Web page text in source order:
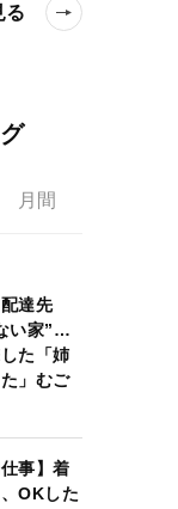
る
月間
達先
い家”…
た「姉
」むご
事】着
OKした